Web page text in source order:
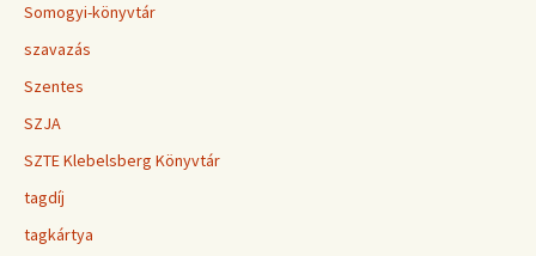
Somogyi-könyvtár
szavazás
Szentes
SZJA
SZTE Klebelsberg Könyvtár
tagdíj
tagkártya